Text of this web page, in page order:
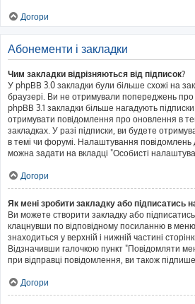
Догори
Абонементи і закладки
Чим закладки відрізняються від підписок?
У phpBB 3.0 закладки були більше схожі на
браузері. Ви не отримували попереджень
phpBB 3.1 закладки більше нагадують
отримувати повідомлення про оновлення в
закладках. У разі підписки, ви будете
в темі чи форумі. Налаштування повідомлень
можна задати на вкладці "Особисті
Догори
Як мені зробити закладку або підписатись
Ви можете створити закладку або
клацнувши по відповідному посиланню в
знаходиться у верхній і нижній частині
Відзначивши галочкою пункт "Повідомляти
при відправці повідомлення, ви також
Догори